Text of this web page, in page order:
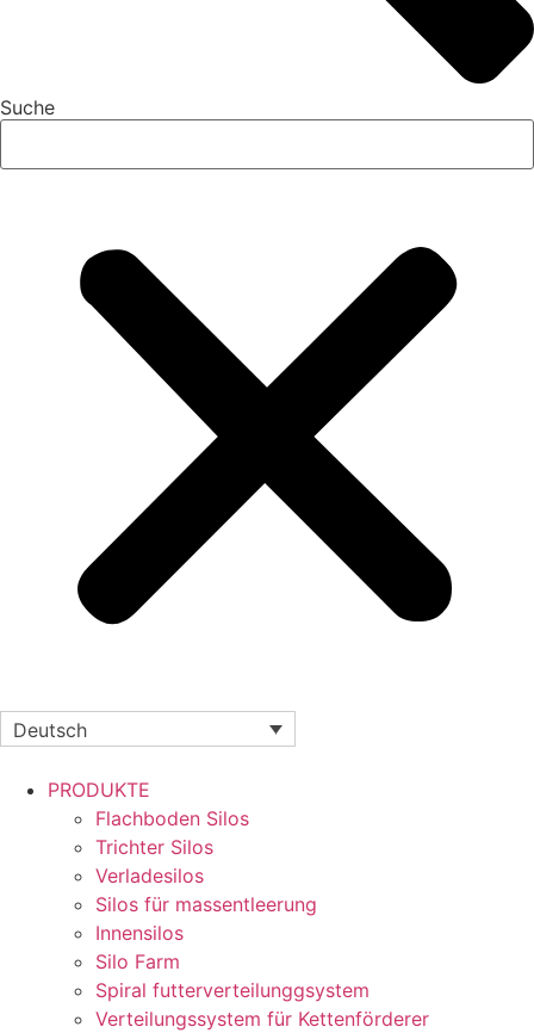
Suche
Deutsch
PRODUKTE
Flachboden Silos
Trichter Silos
Verladesilos
Silos für massentleerung
Innensilos
Silo Farm
Spiral futterverteilunggsystem
Verteilungssystem für Kettenförderer